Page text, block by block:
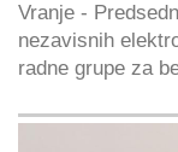
Vranje -
nezavisnih
radne grupe za